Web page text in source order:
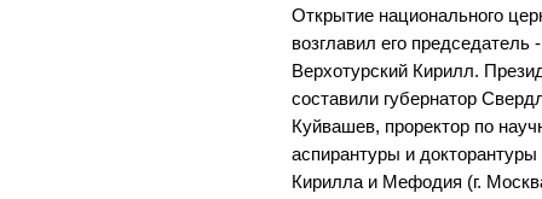
Открытие национального
возглавил его председатель
Верхотурский Кирилл.
составили губернатор
Куйвашев, проректор по
аспирантуры и
Кирилла и Мефодия (г.